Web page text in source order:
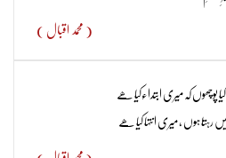
( محمد اقبال )
پوچھوں کہ میری ابتداء‌کیا ھے
رہتا ہوں ، میری انتہا کیا ھے